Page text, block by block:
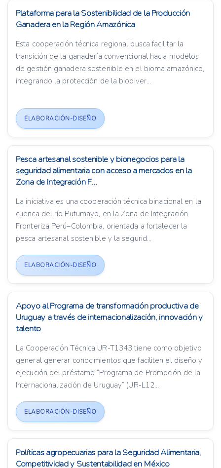
Plataforma para la Sostenibilidad de la Producción
Ganadera en la Región Amazónica
Esta cooperación técnica regional busca facilitar la
transición de la ganadería convencional hacia modelos
de gestión ganadera sostenible en el bioma amazónico,
integrando la protección de la biodiver...
ELABORACIÓN-DISEÑO
Pesca artesanal sostenible y bionegocios para la
seguridad alimentaria con acceso a mercados en la
Zona de Integración F...
La iniciativa es una cooperación técnica binacional en la
cuenca del río Putumayo, en la Zona de Integración
Fronteriza Perú–Colombia, orientada a fortalecer la
pesca artesanal sostenible y la segurid...
ELABORACIÓN-DISEÑO
Apoyo al Programa de transformación productiva de
Uruguay a través de internacionalización, innovación y
talento
La Cooperación Técnica UR-T1343 tiene como objetivo
general generar conocimientos que faciliten el diseño y
ejecución del préstamo “Programa de Promoción de la
Internacionalización de Uruguay” (UR-L12...
ELABORACIÓN-DISEÑO
Políticas agropecuarias para la Seguridad Alimentaria,
Competitividad y Sustentabilidad en México